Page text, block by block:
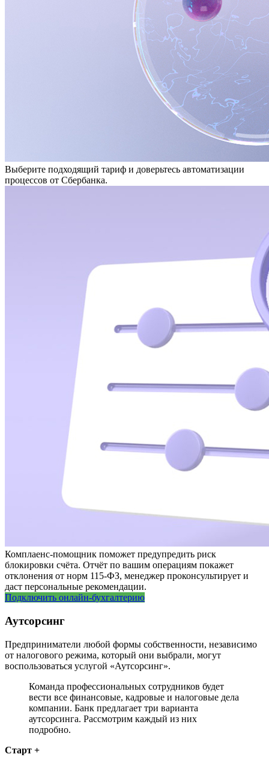
Выберите подходящий тариф и доверьтесь автоматизации
процессов от Сбербанка.
Комплаенс-помощник поможет предупредить риск
блокировки счёта. Отчёт по вашим операциям покажет
отклонения от норм 115-ФЗ, менеджер проконсультирует и
даст персональные рекомендации.
Подключить онлайн-бухгалтерию
Аутсорсинг
Предприниматели любой формы собственности, независимо
от налогового режима, который они выбрали, могут
воспользоваться услугой «Аутсорсинг».
Команда профессиональных сотрудников будет
вести все финансовые, кадровые и налоговые дела
компании. Банк предлагает три варианта
аутсорсинга. Рассмотрим каждый из них
подробно.
Старт +